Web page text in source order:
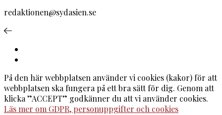
redaktionen@sydasien.se
På den här webbplatsen använder vi cookies (kakor) för att
webbplatsen ska fungera på ett bra sätt för dig. Genom att
klicka ”ACCEPT” godkänner du att vi använder cookies.
Läs mer om GDPR, personuppgifter och cookies